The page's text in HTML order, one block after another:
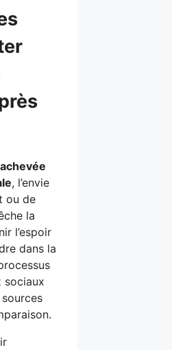
, l’envie
ou de
la
l’espoir
dans la
sociaux